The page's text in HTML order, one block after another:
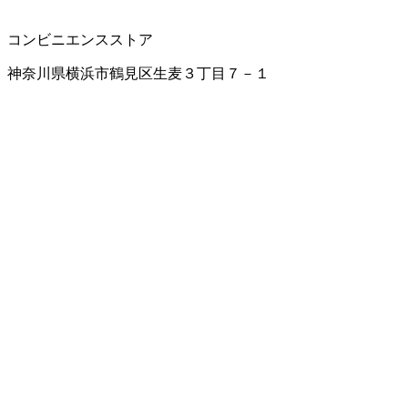
コンビニエンスストア
神奈川県横浜市鶴見区生麦３丁目７－１